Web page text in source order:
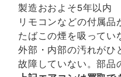
製造おおよそ5年以内
リモコンなどの付属品
たばこの煙を吸ってい
外部・内部の汚れがひ
故障していない。部品